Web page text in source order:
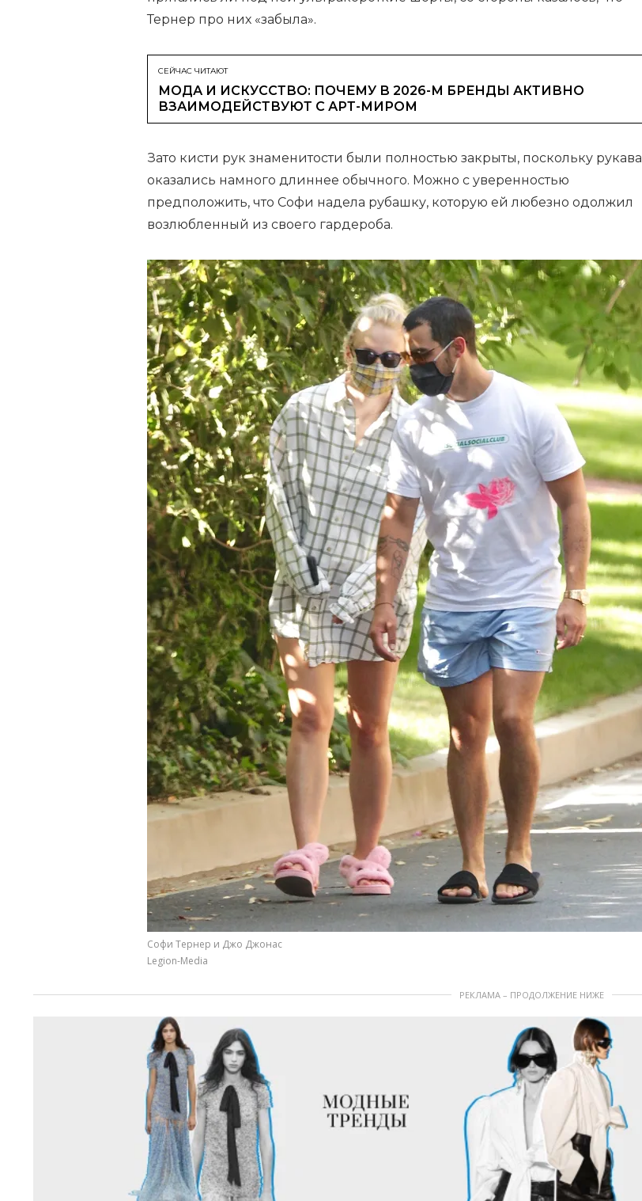
Тернер про них «забыла».
СЕЙЧАС ЧИТАЮТ
МОДА И ИСКУССТВО: ПОЧЕМУ В 2026-М БРЕНДЫ АКТИВНО
ВЗАИМОДЕЙСТВУЮТ С АРТ-МИРОМ
Зато кисти рук знаменитости были полностью закрыты, поскольку рукава
оказались намного длиннее обычного. Можно с уверенностью
предположить, что Софи надела рубашку, которую ей любезно одолжил
возлюбленный из своего гардероба.
Софи Тернер и Джо Джонас
Legion-Media
РЕКЛАМА – ПРОДОЛЖЕНИЕ НИЖЕ